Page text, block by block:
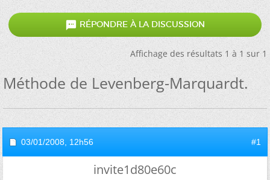
 RÉPONDRE À LA DISCUSSION
Affichage des résultats 1 à 1 sur 1
Méthode de Levenberg-Marquardt.
03/01/2008, 12h56 #1
invite1d80e60c